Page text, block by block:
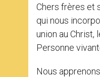
Chers frères et
qui nous
union au
Personne
Nous